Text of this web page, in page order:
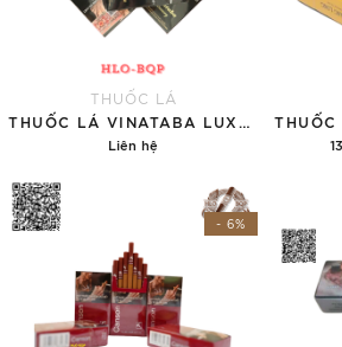
THUỐC LÁ
Liên hệ
- 6%